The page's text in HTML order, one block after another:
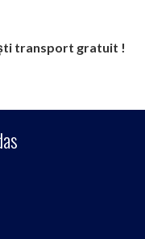
transport gratuit !